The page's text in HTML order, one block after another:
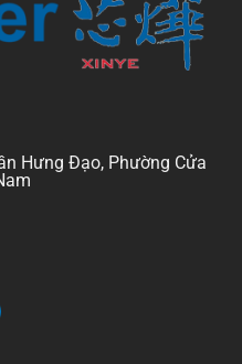
Hưng Đạo, Phường Cửa